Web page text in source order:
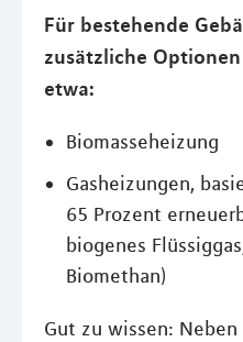
Für bestehende
zusätzliche
etwa:
Biomasseheizung
Gasheizungen,
65 Prozent
biogenes
Biomethan)
Gut zu wissen: